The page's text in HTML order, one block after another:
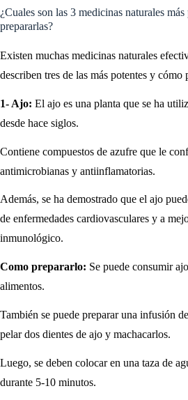
¿Cuales son las 3 medicinas naturales
prepararlas?
Existen muchas medicinas naturales
describen tres de las más potentes y cómo
1- Ajo: El ajo es una planta que se ha
desde hace siglos.
Contiene compuestos de azufre que le
antimicrobianas y antiinflamatorias.
Además, se ha demostrado que el ajo
de enfermedades cardiovasculares y a
inmunológico.
Como prepararlo: Se puede consumir
alimentos.
También se puede preparar una infusión
pelar dos dientes de ajo y machacarlos.
Luego, se deben colocar en una taza de
durante 5-10 minutos.